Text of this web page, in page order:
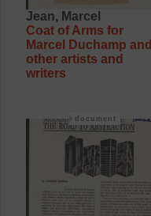
Jean, Marcel
Coat of Arms for
Marcel Duchamp and
other artists and
writers
document